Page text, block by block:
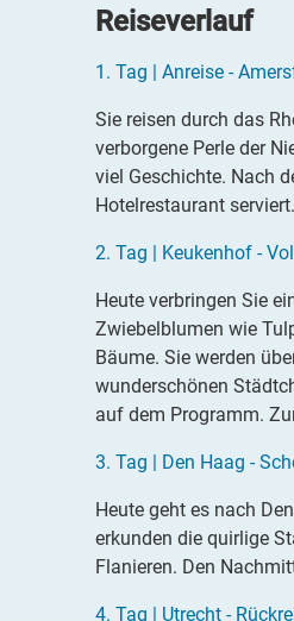
Reiseverlauf
1. Tag | Anreise -
Sie reisen durch das
verborgene Perle der
viel Geschichte. Nach
Hotelrestaurant serviert.
2. Tag | Keukenhof -
Heute verbringen Sie
Zwiebelblumen wie
Bäume. Sie werden
wunderschönen
auf dem Programm.
3. Tag | Den Haag -
Heute geht es nach
erkunden die quirlige
Flanieren. Den
4. Tag | Utrecht -